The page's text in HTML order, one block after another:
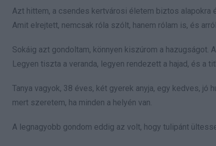
Azt hittem, a csendes kertvárosi életem biztos
Amit elrejtett, nemcsak róla szólt, hanem rólam is, és
Sokáig azt gondoltam, könnyen kiszúrom a hazugságot.
Legyen tiszta a veranda, legyen rendezett a hajad, és a
Tanya vagyok, 38 éves, két gyerek anyja, egy kedves,
mert szeretem, ha minden a helyén van.
A legnagyobb gondom eddig az volt, hogy tulipánt